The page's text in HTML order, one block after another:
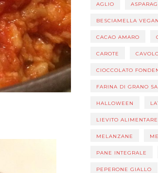
AGLIO
BESCIAMELLA VEGAN
CACAO AMARO
CAROTE
CIOCCOLATO
FARINA DI GRANO
HALLOWEEN
LIEVITO
MELANZANE
PANE INTEGRALE
PEPERONE GIALLO